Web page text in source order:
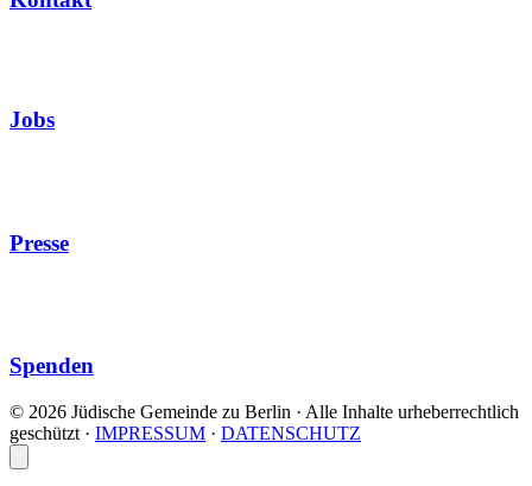
Jobs
Presse
Spenden
© 2026 Jüdische Gemeinde zu Berlin · Alle Inhalte urheberrechtlich
geschützt · IMPRESSUM · DATENSCHUTZ